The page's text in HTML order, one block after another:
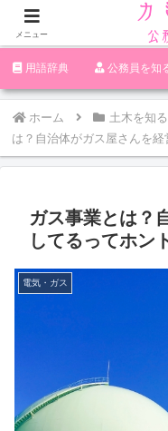
‪︎‬‪︎︎︎︎︎用語辞典 公務員を知
ホーム 土木を知る
は？自治体がガス屋さんを経
ガス事業とは？
してるってホン
電気・ガス
メニュー